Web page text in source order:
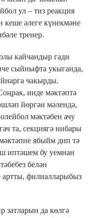
ул – тиз реакция
кеше әлеге күнекмәне
тренер.
кайчандыр гади
сыйныфта укыганда,
чакырды.
инде мәктәптә
йөргән мәлендә,
мәктәбен ачу
та, секциягә нибары
ябыйм дип тә
иптәшем бу уемнан
белән
филиалларыбыз
да көлгә